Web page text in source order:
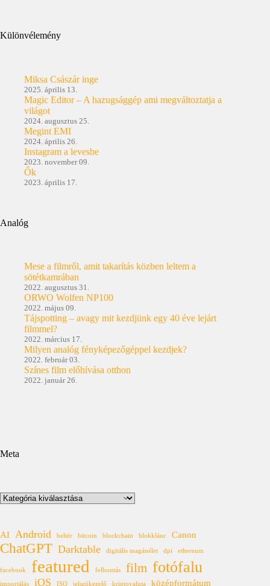
Különvélemény
Miksa Császár inge
2025. április 13.
Magic Editor – A hazugsággép ami megváltoztatja a
világot
2024. augusztus 25.
Megint EMI
2024. április 26.
Instagram a levesbe
2023. november 09.
Ők
2023. április 17.
Analóg
Mese a filmről, amit takarítás közben leltem a
sötétkamrában
2022. augusztus 31.
ORWO Wolfen NP100
2022. május 09.
Tájspotting – avagy mit kezdjünk egy 40 éve lejárt
filmmel?
2022. március 17.
Milyen analóg fényképezőgéppel kezdjek?
2022. február 03.
Színes film előhívása otthon
2022. január 26.
Meta
Kategóriák
AI Android beltér bitcoin blockchain blokklánc Canon
ChatGPT Darktable digitális magánélet dpi ethereum
facebook featured felbontás film fotófalu
importálás iOS ISO jelszókezelő kriptovaluta középformátum